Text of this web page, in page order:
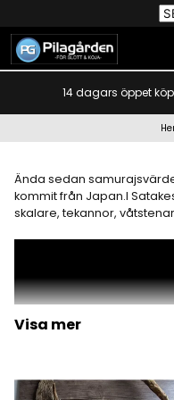
14 dagars öppet
Ända sedan
kommit från Japan.I
skalare, tekannor,
Visa mer